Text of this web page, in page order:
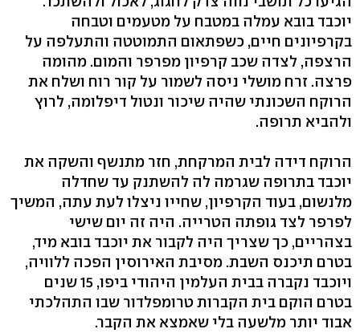
יוכבד בובא עמלה במטבח על מטעמים וטבחה
בקרפיונים חיים, כשפתאום התמוטטה והתעלפה על
הרצפה, לצדה שכב קרפיון מפרפר והמום. מהומה
פרצה. זרח מושלי ניסה לשמור על קור רוח ושלח את
הרוקח השכונתי שהיה שיכור ונטול דיפלומה, לרוץ
ולהביא תרופה.
הרוקח דידה לבית המרקחת, חזר מתנשף והשקה את
יוכבד בתרופה שגרמה לה להשתנק עד שחדלה
מלנשום, בעוד הקרפיון, שחייו ניצלו לעת עתה, המשיך
לפרפר לצד גופתה הטרייה. היה זה יום שישי
בצהריים, כך שצריך היה לקבור את יוכבד בובא מיד,
בטרם תיכנס השבת. מסיבת האירוסין הפכה ללוויה,
ויוכבד נקברה בבית העלמין היהודי ביפו, 15 שנים
בטרם הוקם בית הקברות טרומפלדור שבו התהלכתי
אבוד יותר מלשעה בלי שאמצא את הקבר.